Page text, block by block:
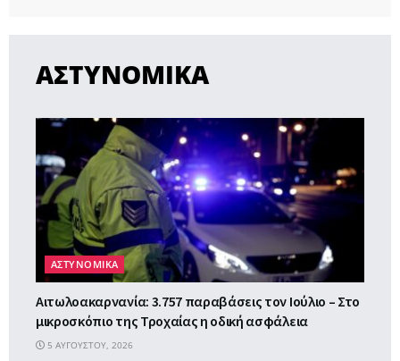
ΑΣΤΥΝΟΜΙΚΑ
ΑΣΤΥΝΟΜΙΚΑ
Αιτωλοακαρνανία: 3.757 παραβάσεις τον Ιούλιο – Στο
μικροσκόπιο της Τροχαίας η οδική ασφάλεια
5 ΑΥΓΟΎΣΤΟΥ, 2026